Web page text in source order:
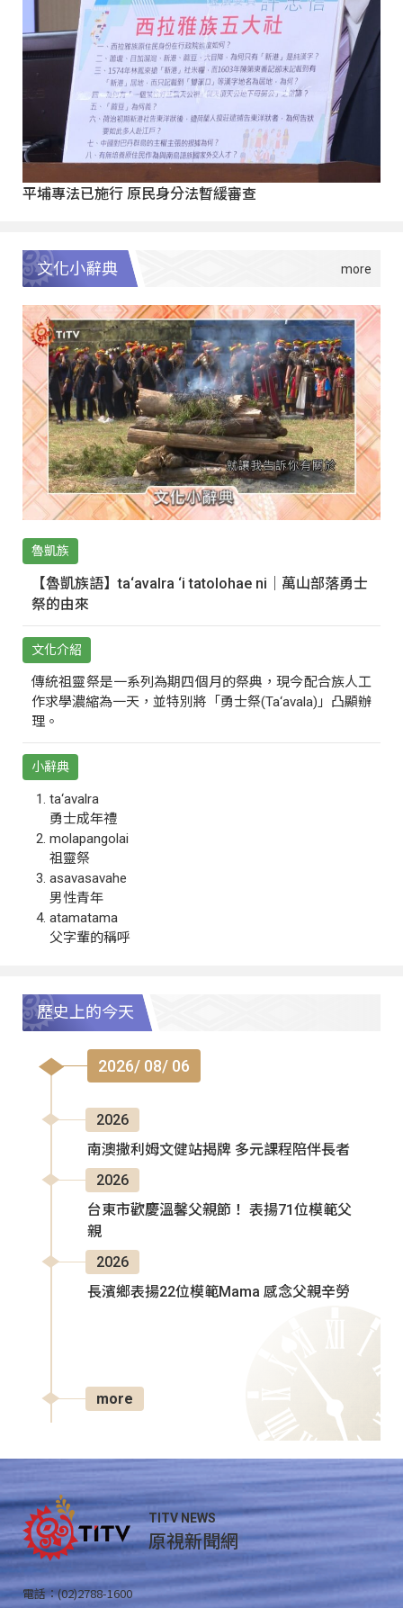
平埔專法已施行 原民身分法暫緩審查
文化小辭典
魯凱族
【魯凱族語】ta‘avalra ‘i tatolohae ni｜萬山部落勇士
祭的由來
文化介紹
傳統祖靈祭是一系列為期四個月的祭典，現今配合族人工
作求學濃縮為一天，並特別將「勇士祭(Ta‘avala)」凸顯辦
理。
小辭典
ta‘avalra
勇士成年禮
molapangolai
祖靈祭
asavasavahe
男性青年
atamatama
父字輩的稱呼
歷史上的今天
2026/ 08/ 06
2026
南澳撒利姆文健站揭牌 多元課程陪伴長者
2026
台東市歡慶溫馨父親節！ 表揚71位模範父
親
2026
長濱鄉表揚22位模範Mama 感念父親辛勞
more
TITV NEWS
原視新聞網
電話：(02)2788-1600